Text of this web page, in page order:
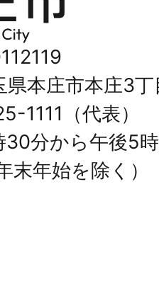
本庄市本庄3丁
1111（代表）
30分から午後5
末年始を除く）